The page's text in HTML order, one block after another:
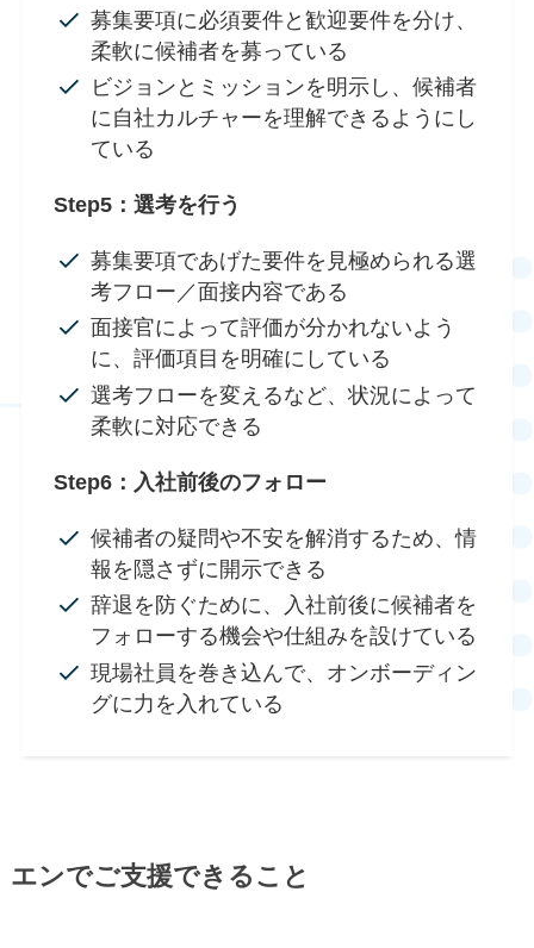
募集要項に必須要件と歓迎要件を分け、
柔軟に候補者を募っている
ビジョンとミッションを明示し、候補者
に自社カルチャーを理解できるようにし
ている
Step5：選考を行う
募集要項であげた要件を見極められる選
考フロー／面接内容である
面接官によって評価が分かれないよう
に、評価項目を明確にしている
選考フローを変えるなど、状況によって
柔軟に対応できる
Step6：入社前後のフォロー
候補者の疑問や不安を解消するため、情
報を隠さずに開示できる
辞退を防ぐために、入社前後に候補者を
フォローする機会や仕組みを設けている
現場社員を巻き込んで、オンボーディン
グに力を入れている
エンでご支援できること